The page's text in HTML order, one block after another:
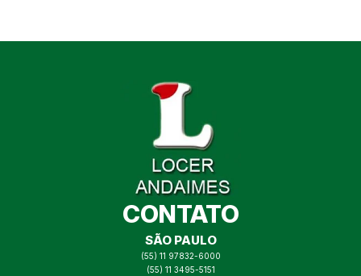
CONTATO
SÃO PAULO
(55) 11 97832-6000
(55) 11 3495-5151